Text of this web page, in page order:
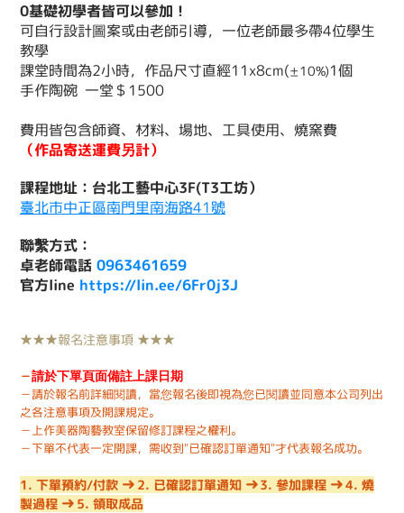
0基礎初學者皆可以參加！
可自行設計圖案或由老師引導，一位老師最多帶4位學生
教學
課堂時間為2小時，作品尺寸直經11x8cm(±10%)1個
手作陶碗 一堂＄1500
費用皆包含師資、材料、場地、工具使用、燒窯費
（作品寄送運費另計）
課程地址：台北工藝中心3F(T3工坊）
臺北市中正區南門里南海路41號
聯繫方式：
卓老師電話 0963461659
官方line https://lin.ee/6Fr0j3J
★★★報名注意事項 ★★★
－請於下單頁面備註上課日期
－請於報名前詳細閱讀，當您報名後即視為您已閱讀並同意本公司列出
之各注意事項及開課規定。
－上作美器陶藝教室保留修訂課程之權利。
－下單不代表一定開課，需收到"已確認訂單通知"才代表報名成功。
1. 下單預約/付款 ➜ 2. 已確認訂單通知 ➜3. 參加課程 ➜4. 燒
製過程 ➜ 5. 領取成品